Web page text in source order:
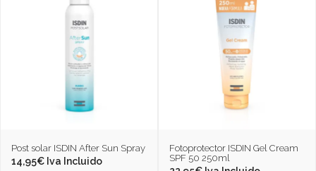
Post solar ISDIN After Sun Spray
14,95€ Iva Incluido
Fotoprotector ISDIN Gel Cream
SPF 50 250ml